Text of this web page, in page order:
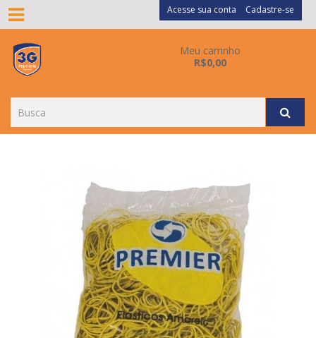
Acesse sua conta Cadastre-se
Meu carrinho
R$0,00